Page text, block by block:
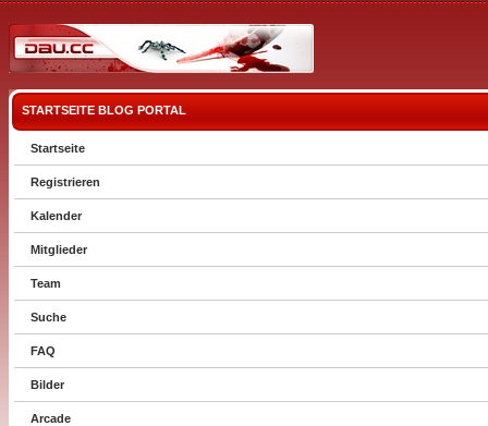
STARTSEITE BLOG PORTAL
Startseite
Registrieren
Kalender
Mitglieder
Team
Suche
FAQ
Bilder
Arcade